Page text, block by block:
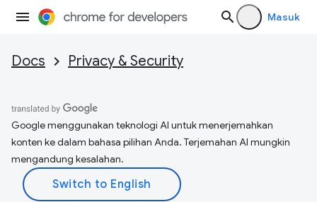
Masuk
Docs Privacy & Security
Google menggunakan teknologi AI untuk menerjemahkan
konten ke dalam bahasa pilihan Anda. Terjemahan AI mungkin
mengandung kesalahan.